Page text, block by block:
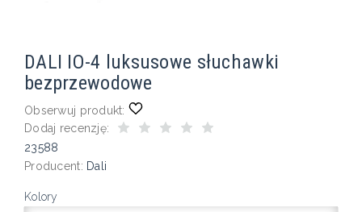
DALI IO-4 luksusowe słuchawki
bezprzewodowe
Obserwuj produkt:
Dodaj recenzję:
23588
Producent: Dali
Kolory